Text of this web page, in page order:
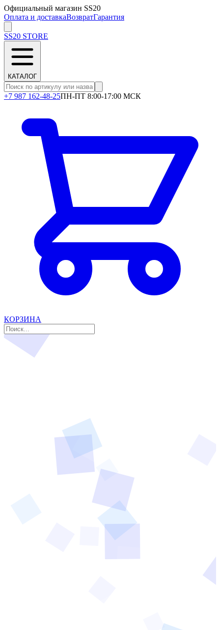
Официальный магазин SS20
Оплата и доставкаВозвратГарантия
SS20 STORE
КАТАЛОГ
+7 987 162-48-25ПН-ПТ 8:00-17:00 МСК
КОРЗИНА